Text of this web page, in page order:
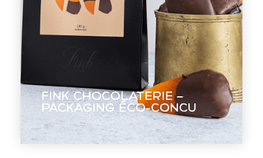
Fink Chocolaterie –
Packaging éco-concu
Fink Chocolaterie –
Packaging éco-
concu
Faire saliver, sans montrer le produit
à déguster.
EN VOIR +